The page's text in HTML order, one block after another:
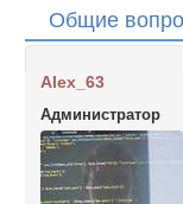
Общие
Alex_63
Администратор